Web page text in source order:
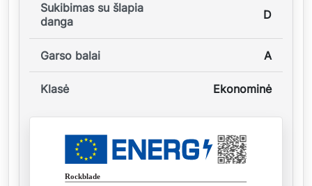
Sukibimas su šlapia
danga
D
Garso balai A
Klasė Ekonominė
Rockblade